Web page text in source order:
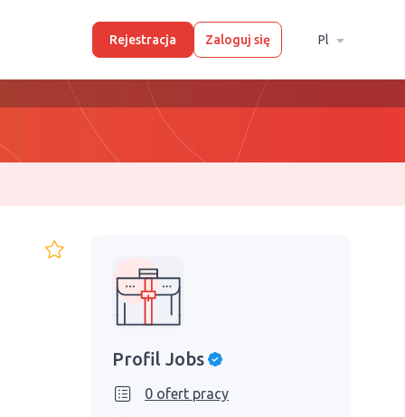
Rejestracja Zaloguj się Pl
Profil Jobs
0 ofert pracy